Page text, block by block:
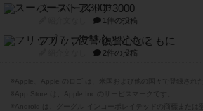
スーパーストア3000
1件の投稿
フリップ７：復讐心とともに
2件の投稿
※Apple、Apple のロゴ は、米国および他の国々で登録され